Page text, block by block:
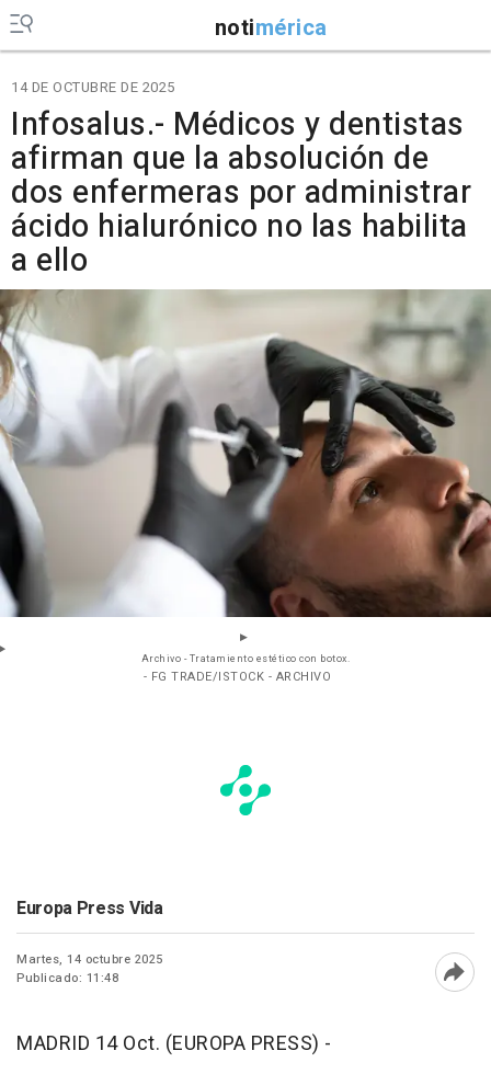
notimérica
14 DE OCTUBRE DE 2025
Infosalus.- Médicos y dentistas
afirman que la absolución de
dos enfermeras por administrar
ácido hialurónico no las habilita
a ello
Archivo - Tratamiento estético con botox.
- FG TRADE/ISTOCK - ARCHIVO
Europa Press Vida
Martes, 14 octubre 2025
Publicado: 11:48
MADRID 14 Oct. (EUROPA PRESS) -